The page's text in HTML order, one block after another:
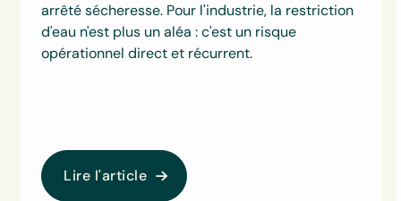
arrêté sécheresse. Pour l'industrie, la restriction
d'eau n'est plus un aléa : c'est un risque
opérationnel direct et récurrent.
Lire l'article